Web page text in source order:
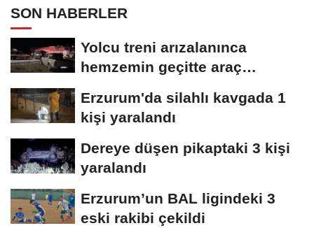
SON HABERLER
Yolcu treni arızalanınca
hemzemin geçitte araç
Erzurum'da silahlı kavgada 1
kişi yaralandı
Dereye düşen pikaptaki 3 kişi
yaralandı
Erzurum’un BAL ligindeki 3
eski rakibi çekildi